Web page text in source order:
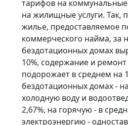
тарифов на коммунальные
на жилищные услуги. Так,
жилье, предоставляемое
коммерческого найма, за
бездотационных домах
10%, содержание и
подорожает в среднем на
бездотационных домах -
холодную воду и
2,67%, на горячую - в
электроэнергию -